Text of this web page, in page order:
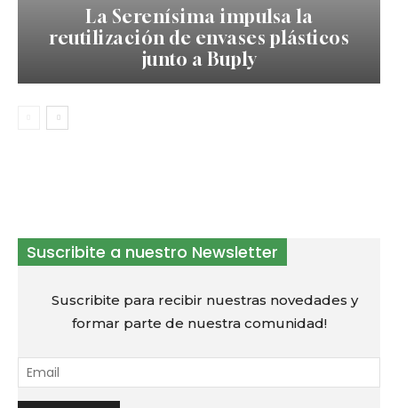
La Serenísima impulsa la
reutilización de envases plásticos
junto a Buply
Suscribite a nuestro Newsletter
Suscribite para recibir nuestras novedades y
formar parte de nuestra comunidad!